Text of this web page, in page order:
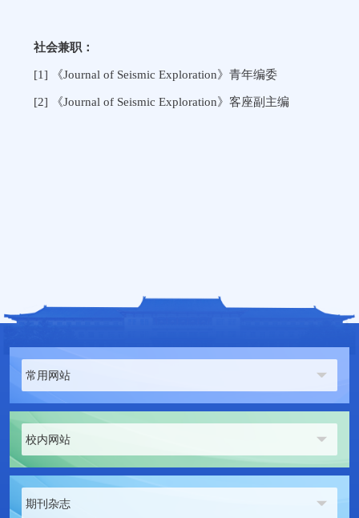
社会兼职：
[1] 《Journal of Seismic Exploration》青年编委
[2] 《Journal of Seismic Exploration》客座副主编
常用网站
校内网站
期刊杂志